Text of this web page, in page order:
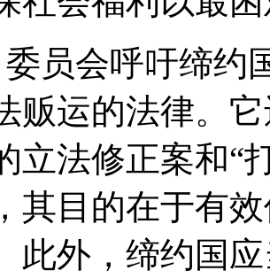
委员会呼吁缔约
贩运的法律。
立法修正案和“
其目的在于有
此外，缔约国